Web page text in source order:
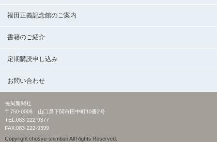
福田正義記念館のご案内
書籍のご紹介
定期購読申し込み
お問い合わせ
長周新聞社
〒750-0008 山口県下関市田中町10番2号
TEL:083-222-9377
FAX:083-222-9399
Copyright chosyu-shimbun All Rights Reserved.